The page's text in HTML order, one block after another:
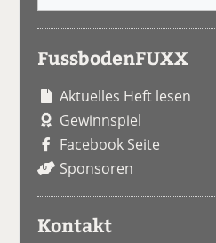
FussbodenFUXX
Aktuelles Heft lesen
Gewinnspiel
Facebook Seite
Sponsoren
Kontakt